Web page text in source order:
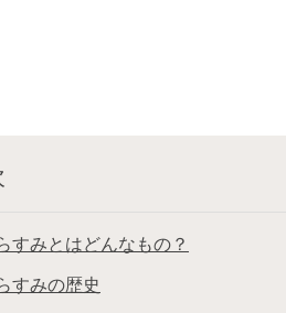
すみとはどんなもの？
すみの歴史